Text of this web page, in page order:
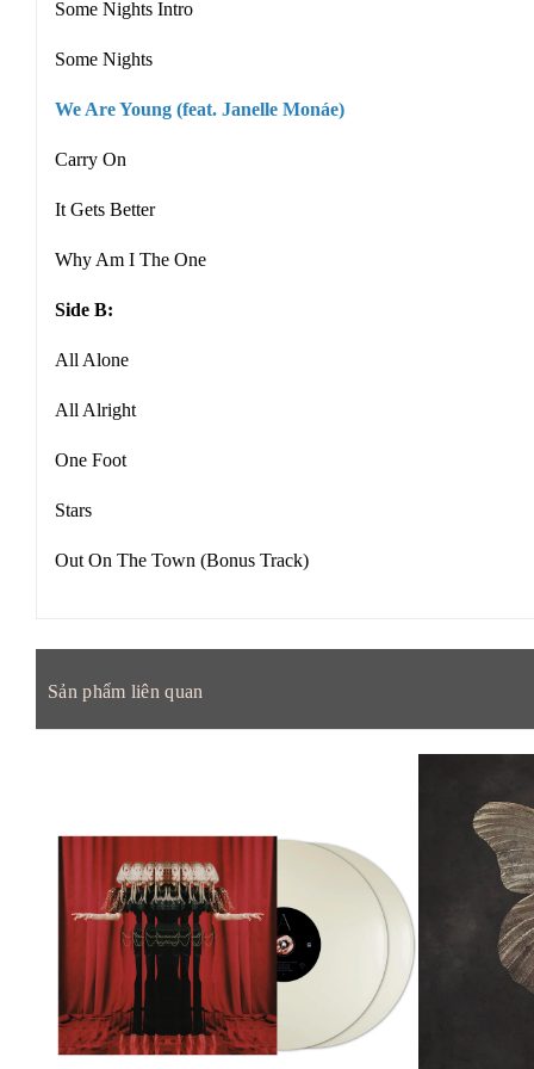
Some Nights Intro
Some Nights
We Are Young (feat. Janelle Monáe)
Carry On
It Gets Better
Why Am I The One
Side B:
All Alone
All Alright
One Foot
Stars
Out On The Town (Bonus Track)
Sản phẩm liên quan